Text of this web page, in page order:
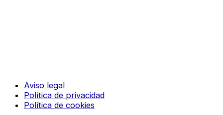
Aviso legal
Política de privacidad
Política de cookies